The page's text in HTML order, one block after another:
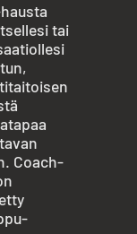
tai
Coach-